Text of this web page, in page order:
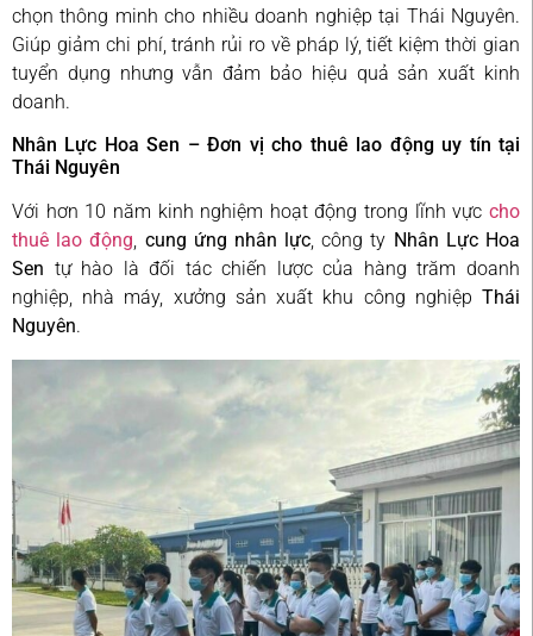
chọn thông minh cho nhiều doanh nghiệp tại Thái Nguyên.
Giúp giảm chi phí, tránh rủi ro về pháp lý, tiết kiệm thời gian
tuyển dụng nhưng vẫn đảm bảo hiệu quả sản xuất kinh
doanh.
Nhân Lực Hoa Sen – Đơn vị cho thuê lao động uy tín tại
Thái Nguyên
Với hơn 10 năm kinh nghiệm hoạt động trong lĩnh vực cho
thuê lao động, cung ứng nhân lực, công ty Nhân Lực Hoa
Sen tự hào là đối tác chiến lược của hàng trăm doanh
nghiệp, nhà máy, xưởng sản xuất khu công nghiệp Thái
Nguyên.